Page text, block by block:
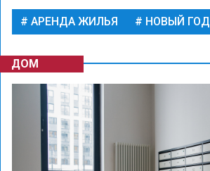
АРЕНДА ЖИЛЬЯ НОВЫЙ ГОД
ДОМ